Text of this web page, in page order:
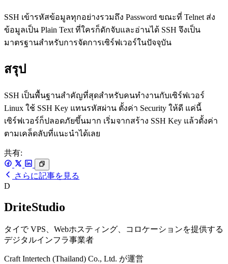
SSH เข้ารหัสข้อมูลทุกอย่างรวมถึง Password ขณะที่ Telnet ส่ง
ข้อมูลเป็น Plain Text ที่ใครก็ดักจับและอ่านได้ SSH จึงเป็น
มาตรฐานสำหรับการจัดการเซิร์ฟเวอร์ในปัจจุบัน
สรุป
SSH เป็นพื้นฐานสำคัญที่สุดสำหรับคนทำงานกับเซิร์ฟเวอร์
Linux ใช้ SSH Key แทนรหัสผ่าน ตั้งค่า Security ให้ดี แค่นี้
เซิร์ฟเวอร์ก็ปลอดภัยขึ้นมาก เริ่มจากสร้าง SSH Key แล้วตั้งค่า
ตามเคล็ดลับที่แนะนำได้เลย
共有:
さらに記事を見る
D
DriteStudio
タイで VPS、Webホスティング、コロケーションを提供する
デジタルインフラ事業者
Craft Intertech (Thailand) Co., Ltd. が運営